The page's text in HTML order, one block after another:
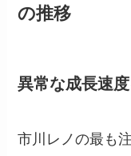
の推移
異常な成長速
市川レノの最も